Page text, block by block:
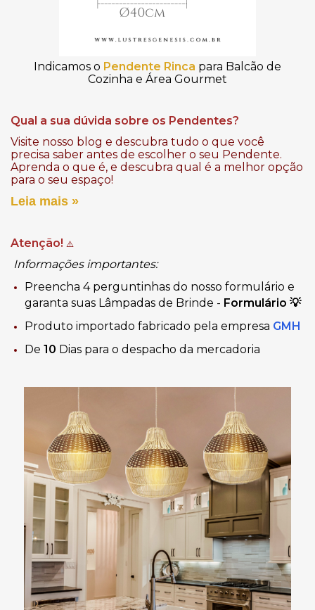
Indicamos o Pendente Rinca para Balcão de
Cozinha e Área Gourmet
Qual a sua dúvida sobre os Pendentes?
Visite nosso blog e descubra tudo o que você
precisa saber antes de escolher o seu Pendente.
Aprenda o que é, e descubra qual é a melhor opção
para o seu espaço!
Leia mais »
Atenção! ⚠️
Informações importantes:
Preencha 4 perguntinhas do nosso formulário e
garanta suas Lâmpadas de Brinde - Formulário 💡
Produto importado fabricado pela empresa GMH
De 10 Dias para o despacho da mercadoria